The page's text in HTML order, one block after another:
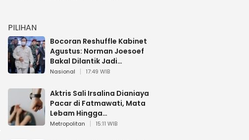
PILIHAN
Bocoran Reshuffle Kabinet
Agustus: Norman Joesoef
Bakal Dilantik Jadi
Wamenhan RI
Nasional 17:49 WIB
Aktris Sali Irsalina Dianiaya
Pacar di Fatmawati, Mata
Lebam Hingga
Diselamatkan Polantas
Metropolitan 15:11 WIB